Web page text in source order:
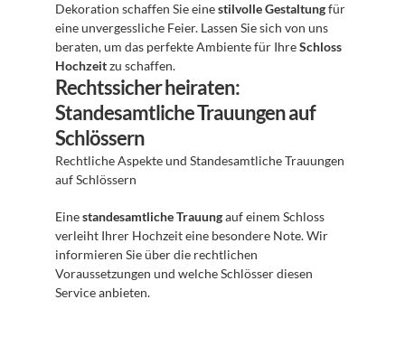
Dekoration schaffen Sie eine stilvolle Gestaltung für
eine unvergessliche Feier. Lassen Sie sich von uns
beraten, um das perfekte Ambiente für Ihre Schloss
Hochzeit zu schaffen.
Rechtssicher heiraten:
Standesamtliche Trauungen auf
Schlössern
Rechtliche Aspekte und Standesamtliche Trauungen
auf Schlössern
Eine standesamtliche Trauung auf einem Schloss
verleiht Ihrer Hochzeit eine besondere Note. Wir
informieren Sie über die rechtlichen
Voraussetzungen und welche Schlösser diesen
Service anbieten.